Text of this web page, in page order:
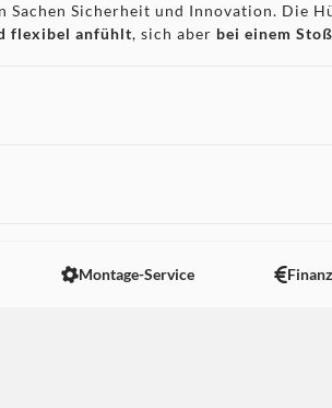
Sachen Sicherheit und Innovation. Die
flexibel anfühlt, sich aber bei einem
SCHUTZ GARANTIERT
sondern bestätigt auch, dass
Montage-Service